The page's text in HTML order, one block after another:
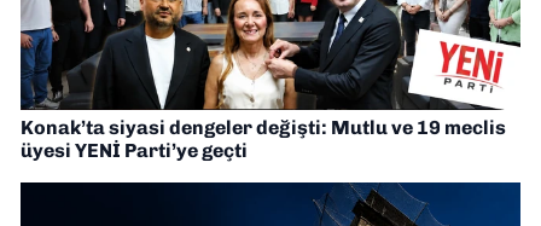
Konak’ta siyasi dengeler değişti: Mutlu ve 19 meclis
üyesi YENİ Parti’ye geçti